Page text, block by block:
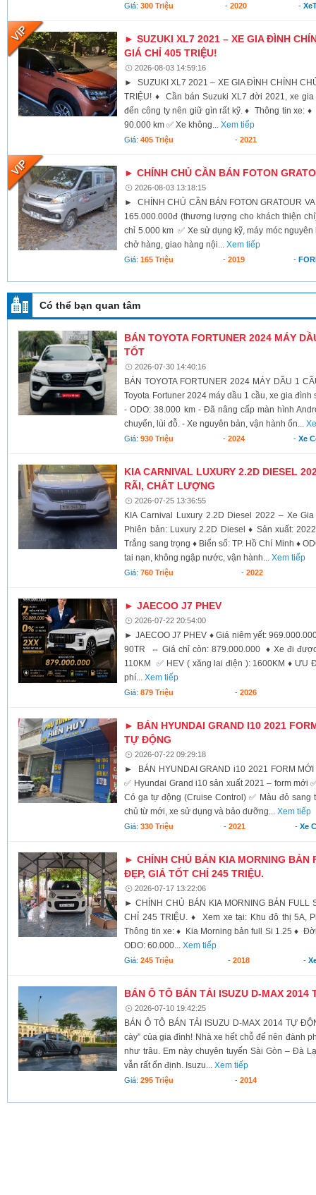
Giá:300 Triệu -2020 -
► SUZUKI XL7 2021 – XE GIA ĐÌNH
GIÁ CHỈ 405 TRIỆU!
2026-08-03 14:59:16
► SUZUKI XL7 2021 – XE GIA ĐÌNH CHÍNH
TRIỆU! ♦ Cần bán Suzuki XL7 đời 2021, xe
đến công ty nên giữ gìn rất kỹ. ♦ Thông tin xe:
90.000 km ✅ Xe không...Xem tiếp
Giá:405 Triệu - 2021
► CHÍNH CHỦ CẦN BÁN FOTON
2026-08-03 13:18:15
► CHÍNH CHỦ CẦN BÁN FOTON GRATOUR
165.000.000đ (thương lượng cho khách thiện
chỉ 5.000 km ✅ Xe sử dụng kỹ, máy móc
chở hàng, giao hàng nội...Xem tiếp
Giá:165 Triệu - 2019 -
Có thể bạn quan tâm
BÁN TOYOTA FORTUNER 2024 MÁY
TỐT
2026-07-30 14:40:16
BÁN TOYOTA FORTUNER 2024 MÁY DẦU 1
Toyota Fortuner 2024 máy dầu 1 cầu, xe gia
- ODO: 38.000 km - Đã nâng cấp màn hình
chuyển, lùi đỗ. - Xe nguyên bản, vận hành ổn...
Giá:930 Triệu - 2024 -Xe
KIA CARNIVAL LUXURY 2.2D DIESEL
RÃI, CHẤT LƯỢNG
2026-07-25 13:36:55
KIA Carnival Luxury 2.2D Diesel 2022 – Xe
Phiên bản: Luxury 2.2D Diesel ♦ Sản xuất:
Trắng sang trọng ♦ Biển số: TP. Hồ Chí Minh ♦
tai nạn, không ngập nước, vận hành...Xem tiếp
Giá:760 Triệu -2022
► JAECOO J7 PHEV
2026-07-22 20:54:00
► JAECOO J7 PHEV ♦ Giá niêm yết:
90TR ⇔ Giá chỉ còn: 879.000.000 ♦ Xe đi
110KM ✅️ HEV ( xăng lai điện ): 1600KM ♦ ƯU
phí...Xem tiếp
Giá:879 Triệu - 2026
► BÁN HYUNDAI GRAND I10 2021
TỰ ĐỘNG
2026-07-22 09:29:18
► BÁN HYUNDAI GRAND i10 2021 FORM
✅ Hyundai Grand i10 sản xuất 2021 – form mới
Có ga tự động (Cruise Control) ✅ Màu đỏ sang
chủ từ mới, xe sử dụng và bảo dưỡng...Xem tiếp
Giá:330 Triệu - 2021 -Xe
► CHÍNH CHỦ BÁN KIA MORNING BẢN
ĐẸP, GIÁ TỐT CHỈ 245 TRIỆU.
2026-07-17 13:22:06
► CHÍNH CHỦ BÁN KIA MORNING BẢN FULL
CHỈ 245 TRIỆU. ♦ Xem xe tại: Khu đô thị 5A,
Thông tin xe: ♦ Kia Morning bản full Si 1.25 ♦
ODO: 60.000...Xem tiếp
Giá:245 Triệu - 2018 -
BÁN Ô TÔ BÁN TẢI ISUZU D-MAX 2014
2026-07-10 19:42:25
BÁN Ô TÔ BÁN TẢI ISUZU D-MAX 2014 TỰ
cày” của gia đình! Nhà xe hết chỗ để nên đành
như trâu. Em này chuyên tuyến Sài Gòn – Đà
vẫn rất ổn định. Isuzu...Xem tiếp
Giá:295 Triệu - 2014